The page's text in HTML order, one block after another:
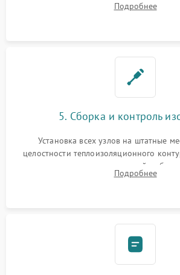
выгоревших реле, восстановление
Подробнее
5. Сборка и контроль
Установка всех узлов на штатные
целостности теплоизоляционного
исключить перегрев кухонной мебели
Надежная фиксация клемм и сборка
Подробнее